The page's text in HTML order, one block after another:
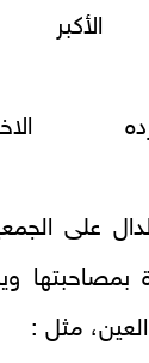
على
بمصاحبتها
مثل :